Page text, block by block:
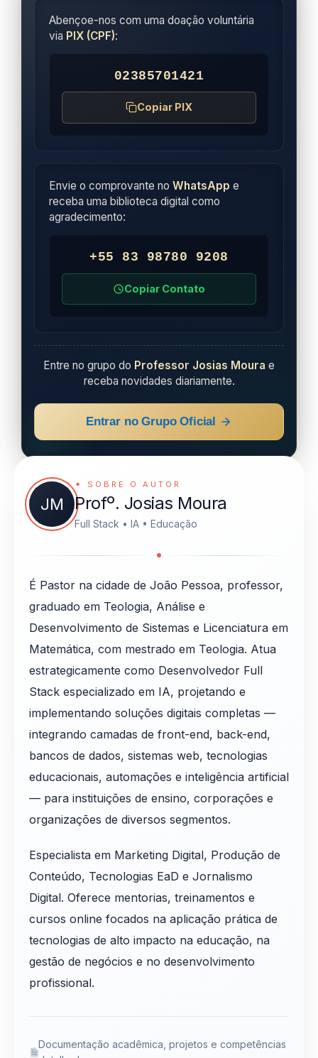
Abençoe-nos com uma doação voluntária
via PIX (CPF):
02385701421
Copiar PIX
Envie o comprovante noWhatsApp e
receba uma biblioteca digital como
agradecimento:
+55 83 98780 9208
Copiar Contato
Entre no grupo do Professor Josias Moura e
receba novidades diariamente.
Entrar no Grupo Oficial
JM
✦ SOBRE O AUTOR
Profº. Josias Moura
Full Stack • IA • Educação
É Pastor na cidade de João Pessoa, professor,
graduado em Teologia, Análise e
Desenvolvimento de Sistemas e Licenciatura em
Matemática, com mestrado em Teologia. Atua
estrategicamente como Desenvolvedor Full
Stack especializado em IA, projetando e
implementando soluções digitais completas —
integrando camadas de front-end, back-end,
bancos de dados, sistemas web, tecnologias
educacionais, automações e inteligência artificial
— para instituições de ensino, corporações e
organizações de diversos segmentos.
Especialista em Marketing Digital, Produção de
Conteúdo, Tecnologias EaD e Jornalismo
Digital. Oferece mentorias, treinamentos e
cursos online focados na aplicação prática de
tecnologias de alto impacto na educação, na
gestão de negócios e no desenvolvimento
profissional.
Documentação acadêmica, projetos e competências